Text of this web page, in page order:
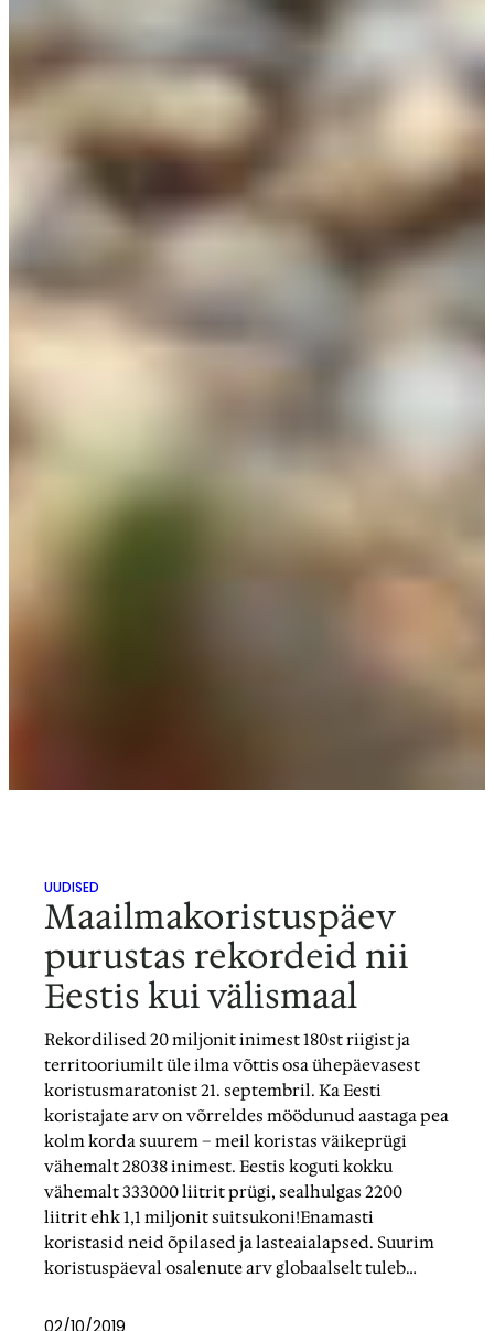
UUDISED
Maailmakoristuspäev
purustas rekordeid nii
Eestis kui välismaal
Rekordilised 20 miljonit inimest 180st riigist ja
territooriumilt üle ilma võttis osa ühepäevasest
koristusmaratonist 21. septembril. Ka Eesti
koristajate arv on võrreldes möödunud aastaga pea
kolm korda suurem – meil koristas väikeprügi
vähemalt 28038 inimest. Eestis koguti kokku
vähemalt 333000 liitrit prügi, sealhulgas 2200
liitrit ehk 1,1 miljonit suitsukoni!Enamasti
koristasid neid õpilased ja lasteaialapsed. Suurim
koristuspäeval osalenute arv globaalselt tuleb…
02/10/2019